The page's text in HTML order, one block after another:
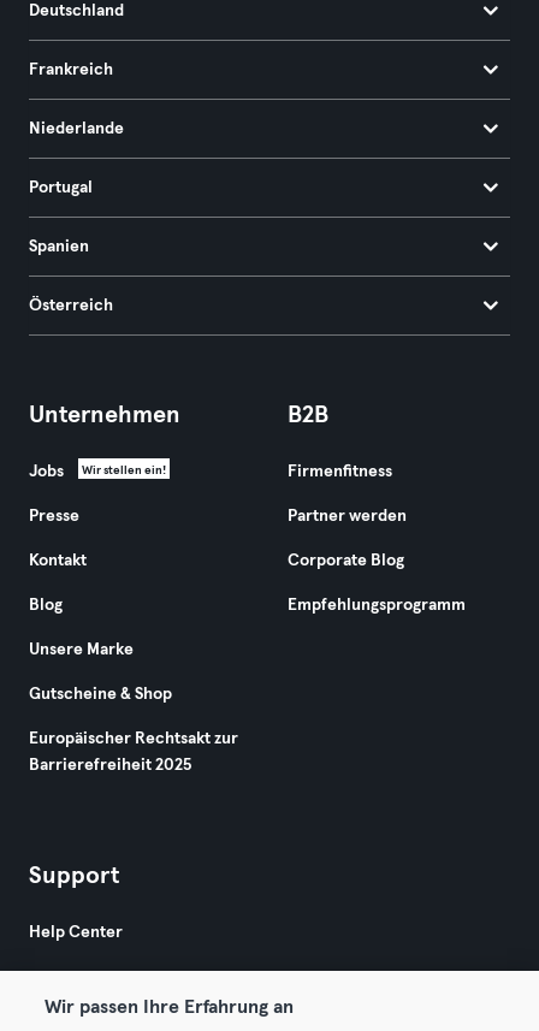
Deutschland
Frankreich
Niederlande
Portugal
Spanien
Österreich
Unternehmen
Jobs Wir stellen ein!
Presse
Kontakt
Blog
Unsere Marke
Gutscheine & Shop
Europäischer Rechtsakt zur
Barrierefreiheit 2025
B2B
Firmenfitness
Partner werden
Corporate Blog
Empfehlungsprogramm
Support
Help Center
Wir passen Ihre Erfahrung an